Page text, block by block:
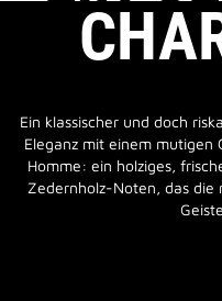
Ein klassischer und doch
Eleganz mit einem
Homme: ein holziges,
Zedernholz-Noten, das die